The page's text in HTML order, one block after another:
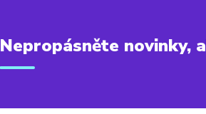
Nepropásněte novinky,